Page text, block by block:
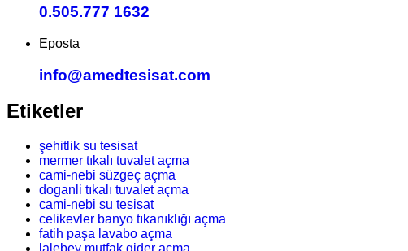
0.505.777 1632
Eposta
info@amedtesisat.com
Etiketler
şehitlik su tesisat
mermer tıkalı tuvalet açma
cami-nebi süzgeç açma
doganli tıkalı tuvalet açma
cami-nebi su tesisat
celikevler banyo tıkanıklığı açma
fatih paşa lavabo açma